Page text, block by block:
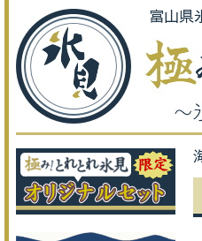
富山県